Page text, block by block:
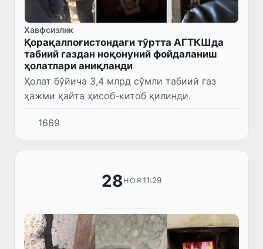
Хавфсизлик
Қорақалпоғистондаги тўртта АГТКШда
табиий газдан ноқонуний фойдаланиш
ҳолатлари аниқланди
Ҳолат бўйича 3,4 млрд сўмли табиий газ
ҳажми қайта ҳисоб-китоб қилинди.
1669
28НОЯ 11:29